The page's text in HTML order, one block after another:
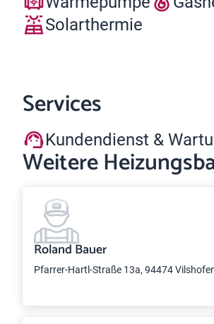
Solarthermie
Services
Kundendienst &
Weitere
Roland Bauer
Pfarrer-Hartl-Straße 13a, 94474